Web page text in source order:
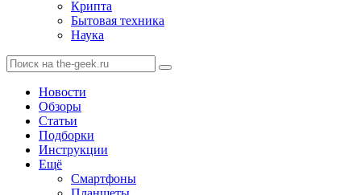
Крипта
Бытовая техника
Наука
Новости
Обзоры
Статьи
Подборки
Инструкции
Ещё
Смартфоны